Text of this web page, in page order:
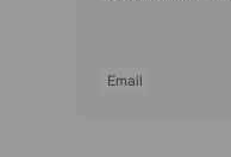
браузерні web
Email